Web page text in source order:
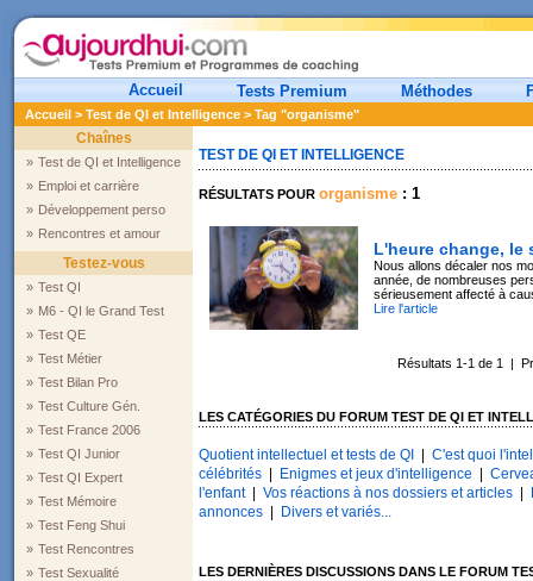
Accueil Tests Premium Méthodes
Accueil > Test de QI et Intelligence > Tag "organisme"
Chaînes
» Test de QI et Intelligence
» Emploi et carrière
» Développement perso
» Rencontres et amour
Testez-vous
» Test QI
» M6 - QI le Grand Test
» Test QE
» Test Métier
» Test Bilan Pro
» Test Culture Gén.
» Test France 2006
» Test QI Junior
» Test QI Expert
» Test Mémoire
» Test Feng Shui
» Test Rencontres
» Test Sexualité
TEST DE QI ET INTELLIGENCE
RÉSULTATS POUR organisme : 1
L'heure change, le
Nous allons décaler nos
année, de nombreuses
sérieusement affecté à
Lire l'article
Résultats 1-1 de 1 |
LES CATÉGORIES DU FORUM TEST DE QI ET
Quotient intellectuel et tests de QI
C'est quoi
célébrités
Enigmes et jeux d'intelligence
l'enfant| Vos réactions à nos dossiers et articles
annonces
Divers et variés...
LES DERNIÈRES DISCUSSIONS DANS LE FORUM